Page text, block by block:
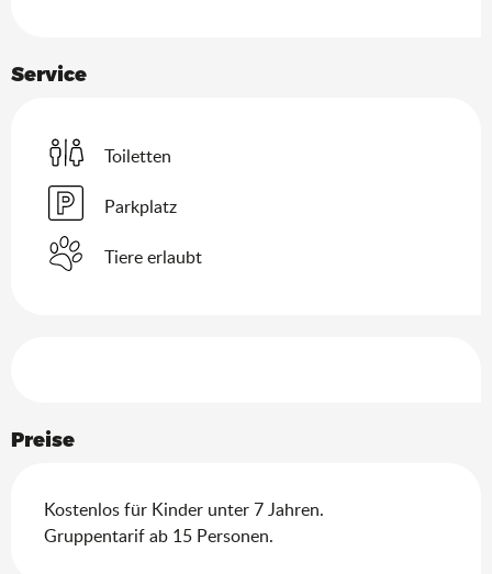
Service
Toiletten
Parkplatz
Tiere erlaubt
Preise
Kostenlos für Kinder unter 7 Jahren.
Gruppentarif ab 15 Personen.